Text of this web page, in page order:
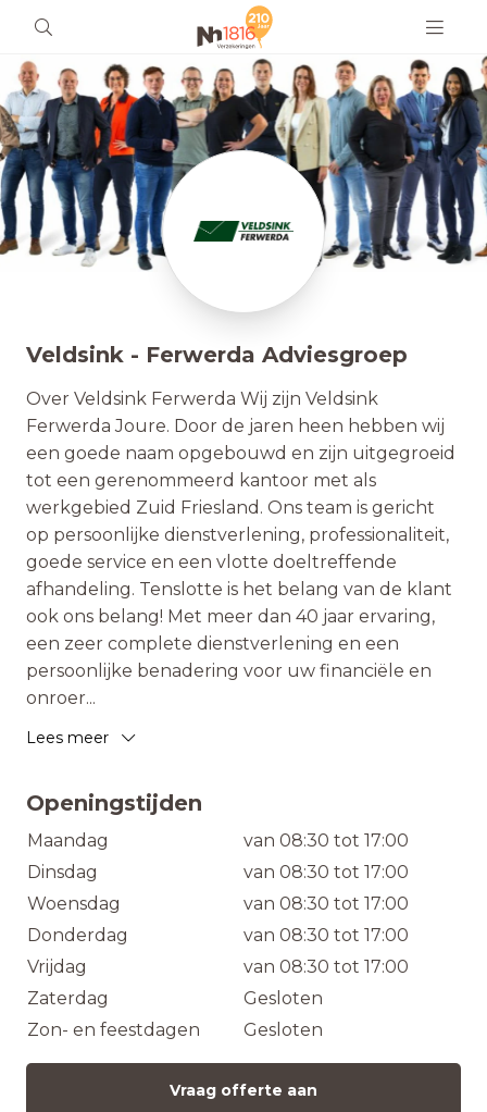
Veldsink - Ferwerda Adviesgroep
Over Veldsink Ferwerda Wij zijn Veldsink
Ferwerda Joure. Door de jaren heen hebben wij
een goede naam opgebouwd en zijn uitgegroeid
tot een gerenommeerd kantoor met als
werkgebied Zuid Friesland. Ons team is gericht
op persoonlijke dienstverlening, professionaliteit,
goede service en een vlotte doeltreffende
afhandeling. Tenslotte is het belang van de klant
ook ons belang! Met meer dan 40 jaar ervaring,
een zeer complete dienstverlening en een
persoonlijke benadering voor uw financiële en
onroer...
Lees meer
Openingstijden
Maandag
van 08:30 tot 17:00
Dinsdag
van 08:30 tot 17:00
Woensdag
van 08:30 tot 17:00
Donderdag
van 08:30 tot 17:00
Vrijdag
van 08:30 tot 17:00
Zaterdag
Gesloten
Zon- en feestdagen
Gesloten
Vraag offerte aan